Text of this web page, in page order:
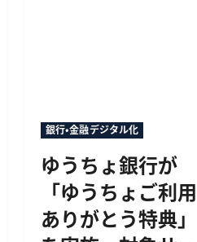
銀行・金融デジタル化
ゆうちょ銀行が
「ゆうちょご利用
ありがとう特典」